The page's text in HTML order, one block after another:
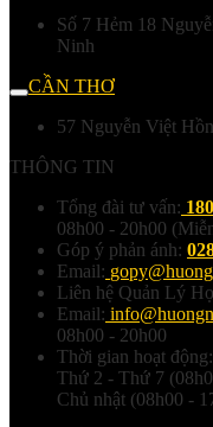
Số 7 Hẻm 18
Ninh
CẦN THƠ
57 Nguyễn Việt
THÔNG TIN
Tổng đài tư vấn:
08h00 - 20h00
Góp ý phản ánh:
Email:
Liên hệ Quản Lý
Email:
08h00 - 20h00
Thời gian hoạt động:
Thứ 2 - Thứ 7
Chủ nhật (08h00 -